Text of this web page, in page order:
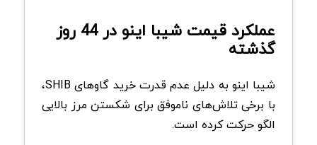
عملکرد قیمت شیبا اینو در 44 روز
گذشته
شیبا اینو به دلیل عدم قدرت خرید گاوهای SHIB،
با برخی تلاش‌های ناموفق برای شکستن مرز بالایی
الگو حرکت کرده است.